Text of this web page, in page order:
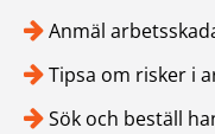
Anmäl
Tipsa om risker i
Sök och beställ